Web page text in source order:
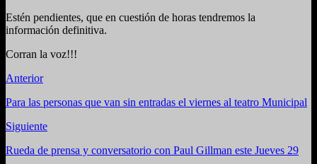
Estén pendientes, que en cuestión de horas tendremos la
información definitiva.
Corran la voz!!!
Anterior
Para las personas que van sin entradas el viernes al teatro Municipal
Siguiente
Rueda de prensa y conversatorio con Paul Gillman este Jueves 29